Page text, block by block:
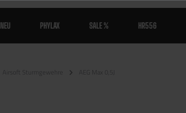
NEU PHYLAX SALE % HR556
Airsoft Sturmgewehre AEG Max 0,5J